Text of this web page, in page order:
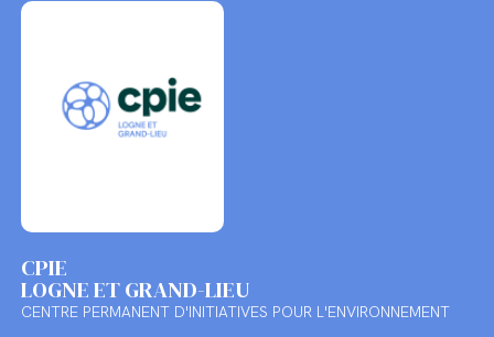
CPIE
LOGNE ET GRAND-LIEU
CENTRE PERMANENT D'INITIATIVES POUR L'ENVIRONNEMENT